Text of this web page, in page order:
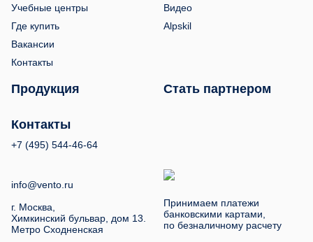
Учебные центры
Где купить
Вакансии
Контакты
Видео
Alpskil
Продукция Стать партнером
Контакты
+7 (495) 544-46-64
info@vento.ru
г. Москва,
Химкинский бульвар, дом 13.
Метро Сходненская
Принимаем платежи
банковскими картами,
по безналичному расчету